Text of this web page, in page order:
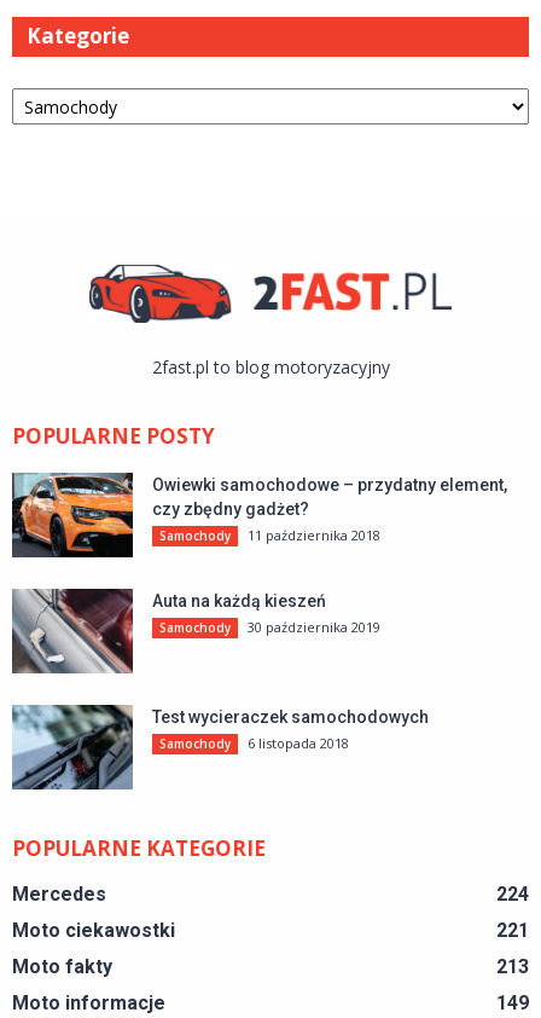
Kategorie
Kategorie
2fast.pl to blog motoryzacyjny
POPULARNE POSTY
Owiewki samochodowe – przydatny element,
czy zbędny gadżet?
Samochody 11 października 2018
Auta na każdą kieszeń
Samochody 30 października 2019
Test wycieraczek samochodowych
Samochody 6 listopada 2018
POPULARNE KATEGORIE
Mercedes
224
Moto ciekawostki
221
Moto fakty
213
Moto informacje
149